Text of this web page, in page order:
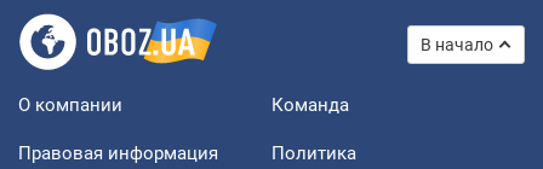
В начало
О компании Команда
Правовая информация
Политика